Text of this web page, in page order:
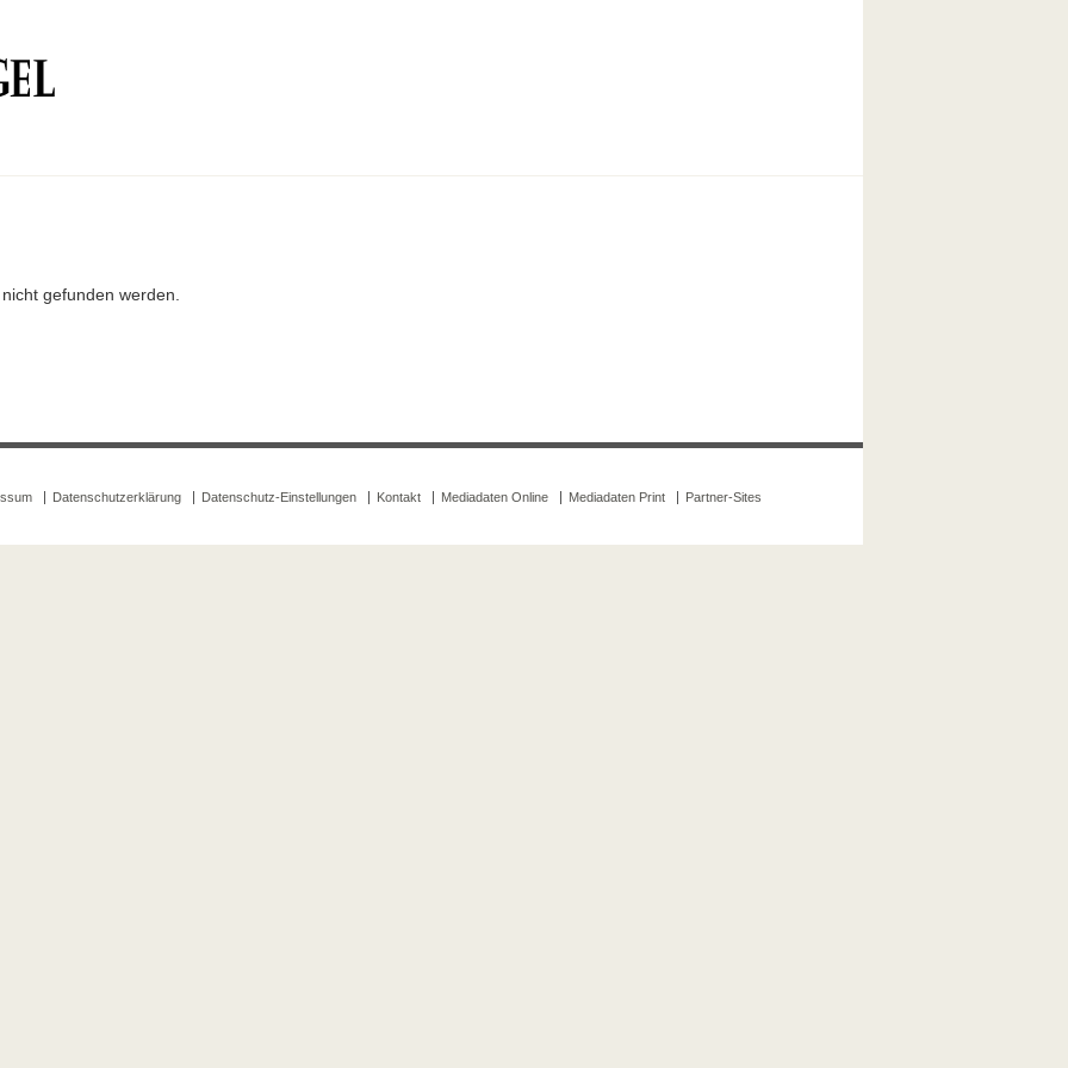
gefunden werden.
Datenschutzerklärung Datenschutz-Einstellungen Kontakt Mediadaten Online Mediadaten Print Partner-Sites